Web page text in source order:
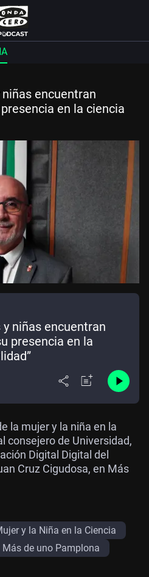
niñas encuentran
en la ciencia
y niñas encuentran
presencia en la
la mujer y la niña en la
consejero de Universidad,
Digital Digital del
Cruz Cigudosa, en Más
y la Niña en la Ciencia
Más de uno Pamplona